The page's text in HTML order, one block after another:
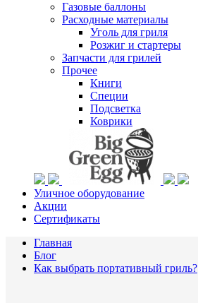
Газовые баллоны
Расходные материалы
Уголь для гриля
Розжиг и стартеры
Запчасти для грилей
Прочее
Книги
Специи
Подсветка
Коврики
Уличное оборудование
Акции
Сертификаты
Главная
Блог
Как выбрать портативный гриль?